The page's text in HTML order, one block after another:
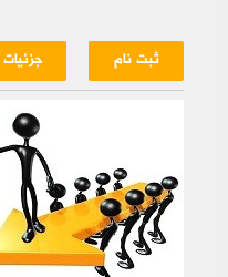
ثبت نام جزئیات